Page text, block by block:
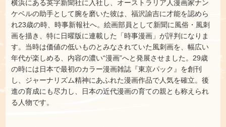
横浜にある英字新聞社に入社し、オーストラリア人漫画家ナン
ケベルの助手として腕を磨いた彼は、福沢諭吉に才能を認めら
れ23歳の時、時事新報社へ。絵画部員として新聞に風俗・風刺
画を描き、特に日曜版に連載した「時事漫画」が評判になりま
す。当時は価値の低いものとみなされていた風刺画を、幅広い
年代が楽しめる、内容の濃い“漫画”へと発展させました。29歳
の時には日本で最初のカラー漫画雑誌『東京パック』を創刊
し、ジャーナリズム精神にあふれた漫画作品で人気を確立。後
進の育成にも尽力し、日本の近代漫画の育ての親とも称えられ
る人物です。